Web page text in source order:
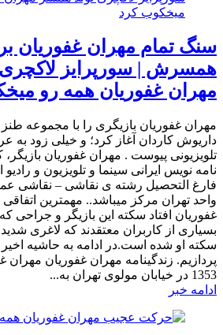
سنگ تمام مهران غفوریان
همسرش | سورپرایز لاکچری
مهران غفوریان همه رو
داریوش کاردان آغاز کرد؛ و خیلی زود به
تلویزیونی پیوست . مهران غفوریان بازیگر،
نامه نویس ایرانی سینما و تلویزیون و
فارغ التحصیل رشته ی نقاشی – نقاشی
واحد تهران مرکز میباشد.. مهمترین
غفوریان افتاد سکته این بازیگر و جراحی
بسیاری از کاربران معتقدند که لاغری
سکته او شده است.در ادامه به حاشیه
پردازیم. زندگینامه مهران غفوریان
1353 در خیابان مولوی تهران به...
ادامه خبر